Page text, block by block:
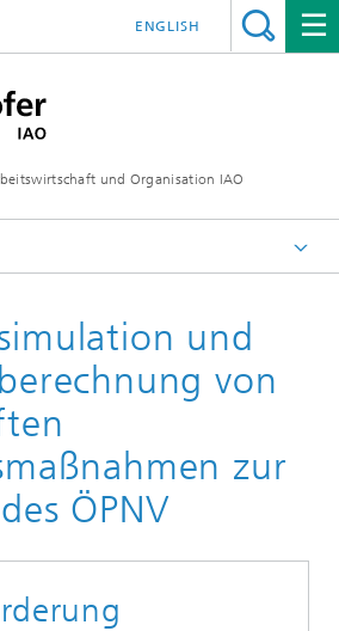
und Organisation IAO
ENGLISH
und
von
zur
ÖPNV